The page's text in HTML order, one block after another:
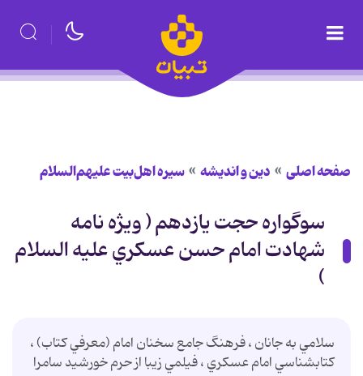
صفحه اصلی دین و اندیشه سیره اهل‌بیت علیهم‌السلام
سوگواره حجت يازدهم ( ويژه نامه
شهادت امام حسن عسكري عليه السلام
)
سلامي به جانان ، فرهنگ جامع سخنان امام (معرفي كتاب) ،
كتابشناسي امام عسكري ، فيلمي زيبا از حرم خورشيد سامرا